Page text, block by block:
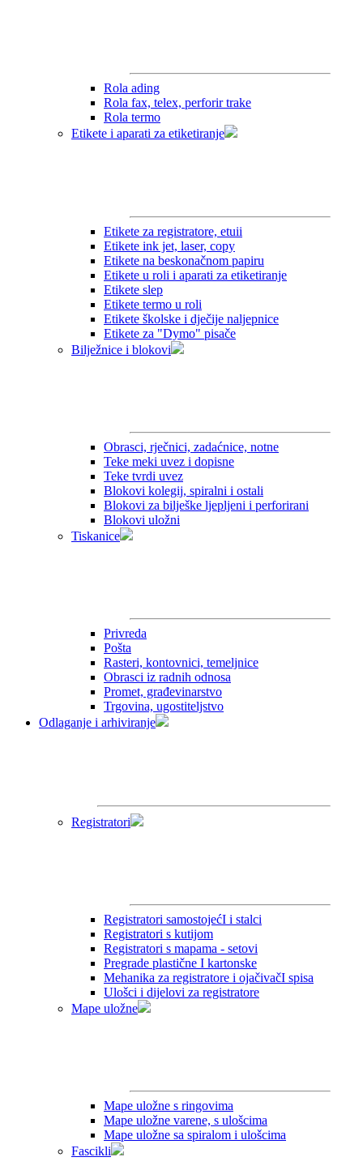
Rola ading
Rola fax, telex, perforir trake
Rola termo
Etikete i aparati za etiketiranje
Etikete za registratore, etuii
Etikete ink jet, laser, copy
Etikete na beskonačnom papiru
Etikete u roli i aparati za etiketiranje
Etikete slep
Etikete termo u roli
Etikete školske i dječije naljepnice
Etikete za "Dymo" pisače
Bilježnice i blokovi
Obrasci, rječnici, zadaćnice, notne
Teke meki uvez i dopisne
Teke tvrdi uvez
Blokovi kolegij, spiralni i ostali
Blokovi za bilješke ljepljeni i perforirani
Blokovi uložni
Tiskanice
Privreda
Pošta
Rasteri, kontovnici, temeljnice
Obrasci iz radnih odnosa
Promet, građevinarstvo
Trgovina, ugostiteljstvo
Odlaganje i arhiviranje
Registratori
Registratori samostojećI i stalci
Registratori s kutijom
Registratori s mapama - setovi
Pregrade plastične I kartonske
Mehanika za registratore i ojačivačI spisa
Ulošci i dijelovi za registratore
Mape uložne
Mape uložne s ringovima
Mape uložne varene, s ulošcima
Mape uložne sa spiralom i ulošcima
Fascikli